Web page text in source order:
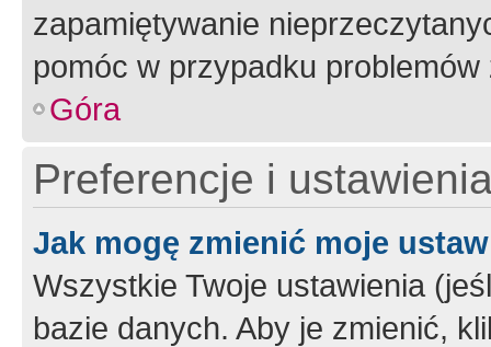
zapamiętywanie
pomóc w przypadku
Góra
Preferencje i
Jak mogę zmienić moje
Wszystkie Twoje ustawienia
bazie danych. Aby je zmienić,